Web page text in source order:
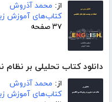
از: محمد آذروش
کتاب‌های آموزش
۳۷ صفحه
دانلود کتاب تحلیلی بر
از: محمد آذروش
کتاب‌های آموزش